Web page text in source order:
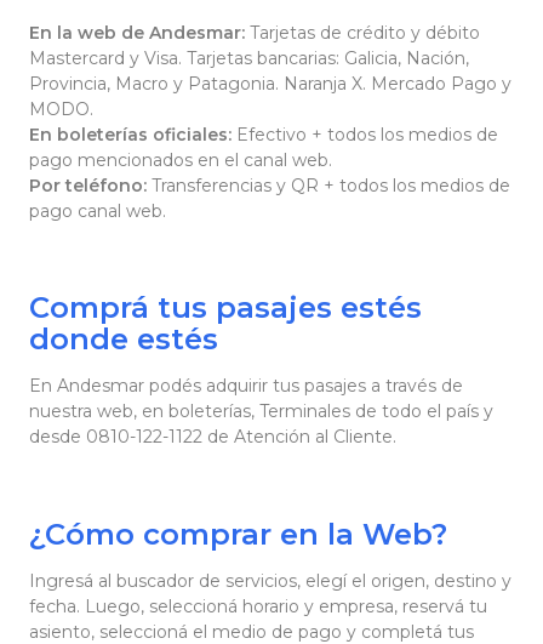
En la web de Andesmar: Tarjetas de crédito y débito
Mastercard y Visa. Tarjetas bancarias: Galicia, Nación,
Provincia, Macro y Patagonia. Naranja X. Mercado Pago y
MODO.
En boleterías oficiales: Efectivo + todos los medios de
pago mencionados en el canal web.
Por teléfono: Transferencias y QR + todos los medios de
pago canal web.
Comprá tus pasajes estés
donde estés
En Andesmar podés adquirir tus pasajes a través de
nuestra web, en boleterías, Terminales de todo el país y
desde 0810-122-1122 de Atención al Cliente.
¿Cómo comprar en la Web?
Ingresá al buscador de servicios, elegí el origen, destino y
fecha. Luego, seleccioná horario y empresa, reservá tu
asiento, seleccioná el medio de pago y completá tus